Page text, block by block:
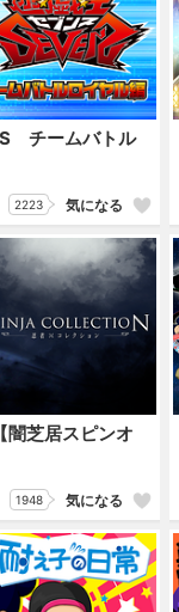
チームバトル
2223 気になる
闇芝居スピンオ
1948 気になる